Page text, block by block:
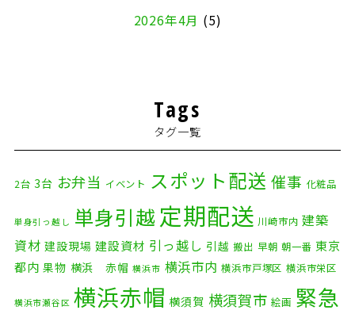
2026年4月 (5)
2026年1月
2025年11月(4)
2025年10月(9)
2025年9月
(3)
2025年8月(2)
2025年7月(6)
Tags
タグ一覧
2台 3台 お弁当 イベント スポット配送 催事 化粧品
単身引っ越し 単身引越 定期配送 川崎市内 建築
資材 建設現場 建設資材 引っ越し 引越 搬出 早朝 朝一番 東京
都内 果物 横浜 赤帽 横浜市 横浜市内 横浜市戸塚区 横浜市栄区
横浜市瀬谷区 横浜赤帽 横須賀 横須賀市 絵画 緊急